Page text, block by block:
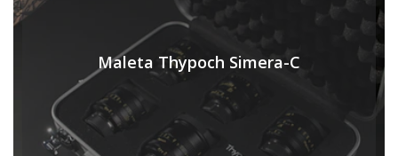
Maleta Thypoch Simera-C